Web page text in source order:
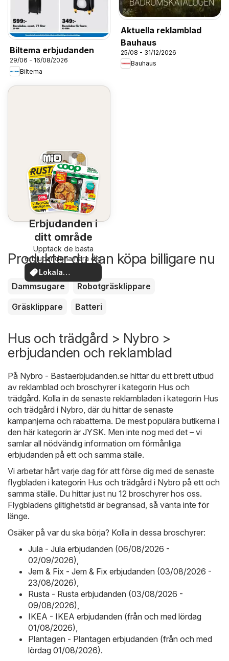
Biltema erbjudanden
29/06 - 16/08/2026
Biltema
Aktuella reklamblad
Bauhaus
25/08 - 31/12/2026
Bauhaus
Erbjudanden i
ditt område
Upptäck de bästa
erbjudandena nära dig
Lokala
erbjudanden
Produkter du kan köpa billigare nu
Dammsugare
Robotgräsklippare
Gräsklippare
Batteri
Hus och trädgård > Nybro >
erbjudanden och reklamblad
På Nybro - Bastaerbjudanden.se hittar du ett brett utbud
av reklamblad och broschyrer i kategorin Hus och
trädgård. Kolla in de senaste reklambladen i kategorin Hus
och trädgård i Nybro, där du hittar de senaste
kampanjerna och rabatterna. De mest populära butikerna i
den här kategorin är JYSK. Men inte nog med det – vi
samlar all nödvändig information om förmånliga
erbjudanden på ett och samma ställe.
Vi arbetar hårt varje dag för att förse dig med de senaste
flygbladen i kategorin Hus och trädgård i Nybro på ett och
samma ställe. Du hittar just nu 12 broschyrer hos oss.
Flygbladens giltighetstid är begränsad, så vänta inte för
länge.
Osäker på var du ska börja? Kolla in dessa broschyrer:
Jula - Jula erbjudanden (06/08/2026 -
02/09/2026),
Jem & Fix - Jem & Fix erbjudanden (03/08/2026 -
23/08/2026),
Rusta - Rusta erbjudanden (03/08/2026 -
09/08/2026),
IKEA - IKEA erbjudanden (från och med lördag
01/08/2026),
Plantagen - Plantagen erbjudanden (från och med
lördag 01/08/2026).